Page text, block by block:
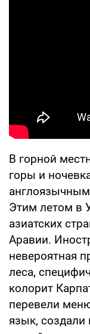
В горной
горы и
Этим летом в
азиатских
Аравии.
невероятная
леса,
колорит
перевели
язык,